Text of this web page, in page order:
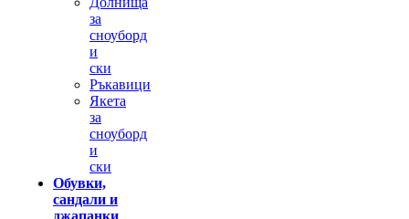
за
сноуборд
и
ски
Ръкавици
Якета
за
сноуборд
и
ски
Обувки,
сандали и
джапанки